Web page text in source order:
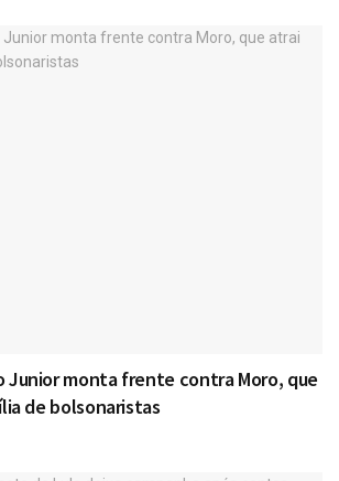
Junior monta frente contra Moro, que
de bolsonaristas